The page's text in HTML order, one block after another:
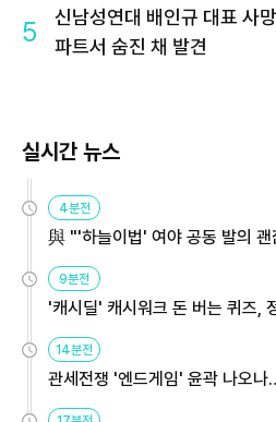
5
신남성연대 배인규 대표 사
파트서 숨진 채 발견
실시간 뉴스
4분전
與 "'하늘이법' 여야 공동 발의
9분전
'캐시딜' 캐시워크 돈 버는 퀴즈,
14분전
관세전쟁 '엔드게임' 윤곽 나오
용해야